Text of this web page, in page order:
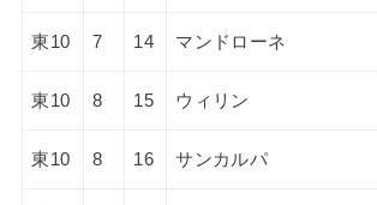
東10 7 14 マンドローネ
東10 8 15 ウィリン
東10 8 16 サンカルパ